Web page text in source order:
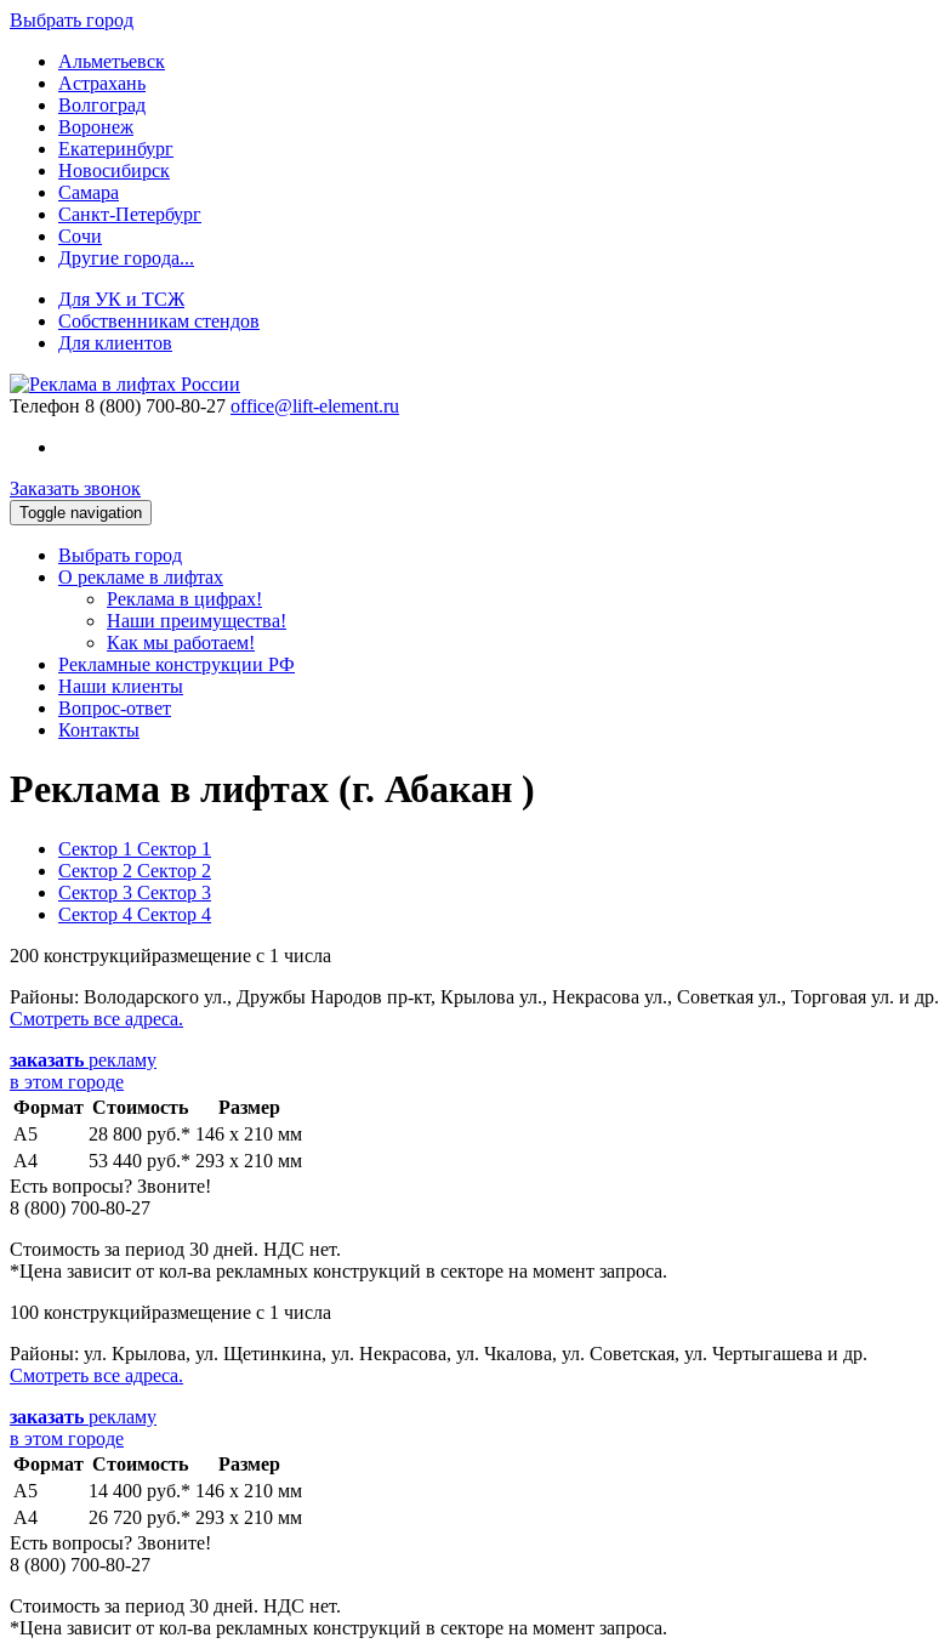
Выбрать город
Альметьевск
Астрахань
Волгоград
Воронеж
Екатеринбург
Новосибирск
Самара
Санкт-Петербург
Сочи
Другие города...
Для УК и ТСЖ
Собственникам стендов
Для клиентов
Телефон 8 (800) 700-80-27 office@lift-element.ru
Заказать звонок
Toggle navigation
Выбрать город
О рекламе в лифтах
Реклама в цифрах!
Наши преимущества!
Как мы работаем!
Рекламные конструкции РФ
Наши клиенты
Вопрос-ответ
Контакты
Реклама в лифтах (г. Абакан )
Сектор 1 Сектор 1
Сектор 2 Сектор 2
Сектор 3 Сектор 3
Сектор 4 Сектор 4
200 конструкцийразмещение с 1 числа
Районы: Володарского ул., Дружбы Народов пр-кт, Крылова ул., Некрасова ул., Советкая ул., Торговая ул. и др.
Смотреть все адреса.
заказать рекламу
в этом городе
Формат Стоимость
Размер
А5
28 800 руб.* 146 х 210 мм
А4
53 440 руб.* 293 х 210 мм
Есть вопросы? Звоните!
8 (800) 700-80-27
Стоимость за период 30 дней. НДС нет.
*Цена зависит от кол-ва рекламных конструкций в секторе на момент запроса.
100 конструкцийразмещение с 1 числа
Районы: ул. Крылова, ул. Щетинкина, ул. Некрасова, ул. Чкалова, ул. Советская, ул. Чертыгашева и др.
Смотреть все адреса.
заказать рекламу
в этом городе
Формат Стоимость
Размер
А5
14 400 руб.* 146 х 210 мм
А4
26 720 руб.* 293 х 210 мм
Есть вопросы? Звоните!
8 (800) 700-80-27
Стоимость за период 30 дней. НДС нет.
*Цена зависит от кол-ва рекламных конструкций в секторе на момент запроса.